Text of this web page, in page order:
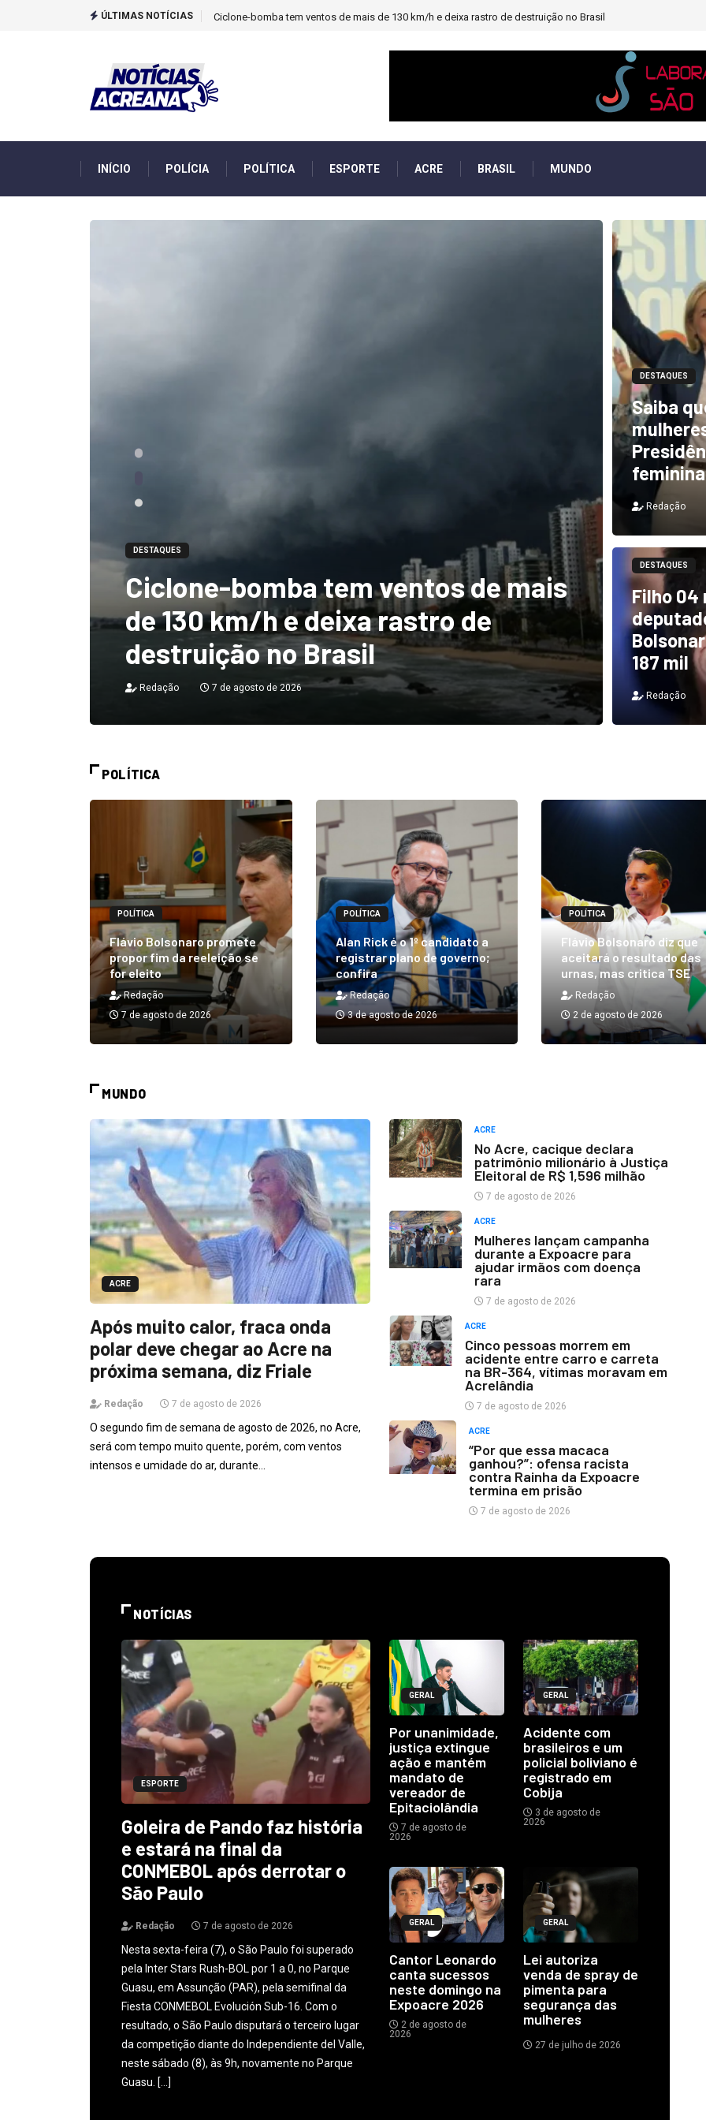
ÚLTIMAS NOTÍCIAS TCU identificou desvios de dinheiro e PF investigará emendas Pix
INÍCIO POLÍCIA POLÍTICA ESPORTE ACRE BRASIL MUNDO
DESTAQUES
Ciclone-bomba tem ventos de mais
de 130 km/h e deixa rastro de
destruição no Brasil
Redação 7 de agosto de 2026
TCU
e PF
DESTAQUES
Saiba
Redação
DESTAQUES
Filho 04
187 mil
Redação
POLÍTICA
POLÍTICA
Flávio Bolsonaro promete
propor fim da reeleição se
for eleito
Redação
7 de agosto de 2026
POLÍTICA
Alan Rick é o 1º candidato a
registrar plano de governo;
confira
Redação
3 de agosto de 2026
POLÍTICA
Flávio Bolsonaro diz que
aceitará o resultado das
urnas, mas critica TSE
Redação
2 de agosto de 2026
MUNDO
ACRE
Após muito calor, fraca onda
polar deve chegar ao Acre na
próxima semana, diz Friale
Redação 7 de agosto de 2026
O segundo fim de semana de agosto de 2026, no Acre,
será com tempo muito quente, porém, com ventos
intensos e umidade do ar, durante…
ACRE
No Acre, cacique declara
patrimônio milionário à Justiça
Eleitoral de R$ 1,596 milhão
7 de agosto de 2026
ACRE
Mulheres lançam campanha
durante a Expoacre para
ajudar irmãos com doença
rara
7 de agosto de 2026
ACRE
Cinco pessoas morrem em
acidente entre carro e carreta
na BR-364, vítimas moravam em
Acrelândia
7 de agosto de 2026
ACRE
“Por que essa macaca
ganhou?”: ofensa racista
contra Rainha da Expoacre
termina em prisão
7 de agosto de 2026
NOTÍCIAS
ESPORTE
Goleira de Pando faz história
e estará na final da
CONMEBOL após derrotar o
São Paulo
Redação 7 de agosto de 2026
Nesta sexta-feira (7), o São Paulo foi superado
pela Inter Stars Rush-BOL por 1 a 0, no Parque
Guasu, em Assunção (PAR), pela semifinal da
Fiesta CONMEBOL Evolución Sub-16. Com o
resultado, o São Paulo disputará o terceiro lugar
da competição diante do Independiente del Valle,
neste sábado (8), às 9h, novamente no Parque
Guasu. […]
GERAL
Por unanimidade,
justiça extingue
ação e mantém
mandato de
vereador de
Epitaciolândia
7 de agosto de
2026
GERAL
Acidente com
brasileiros e um
policial boliviano é
registrado em
Cobija
3 de agosto de
2026
GERAL
Cantor Leonardo
canta sucessos
neste domingo na
Expoacre 2026
2 de agosto de
2026
GERAL
Lei autoriza
venda de spray de
pimenta para
segurança das
mulheres
27 de julho de 2026